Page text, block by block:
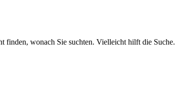
finden, wonach Sie suchten. Vielleicht hilft die Suche.